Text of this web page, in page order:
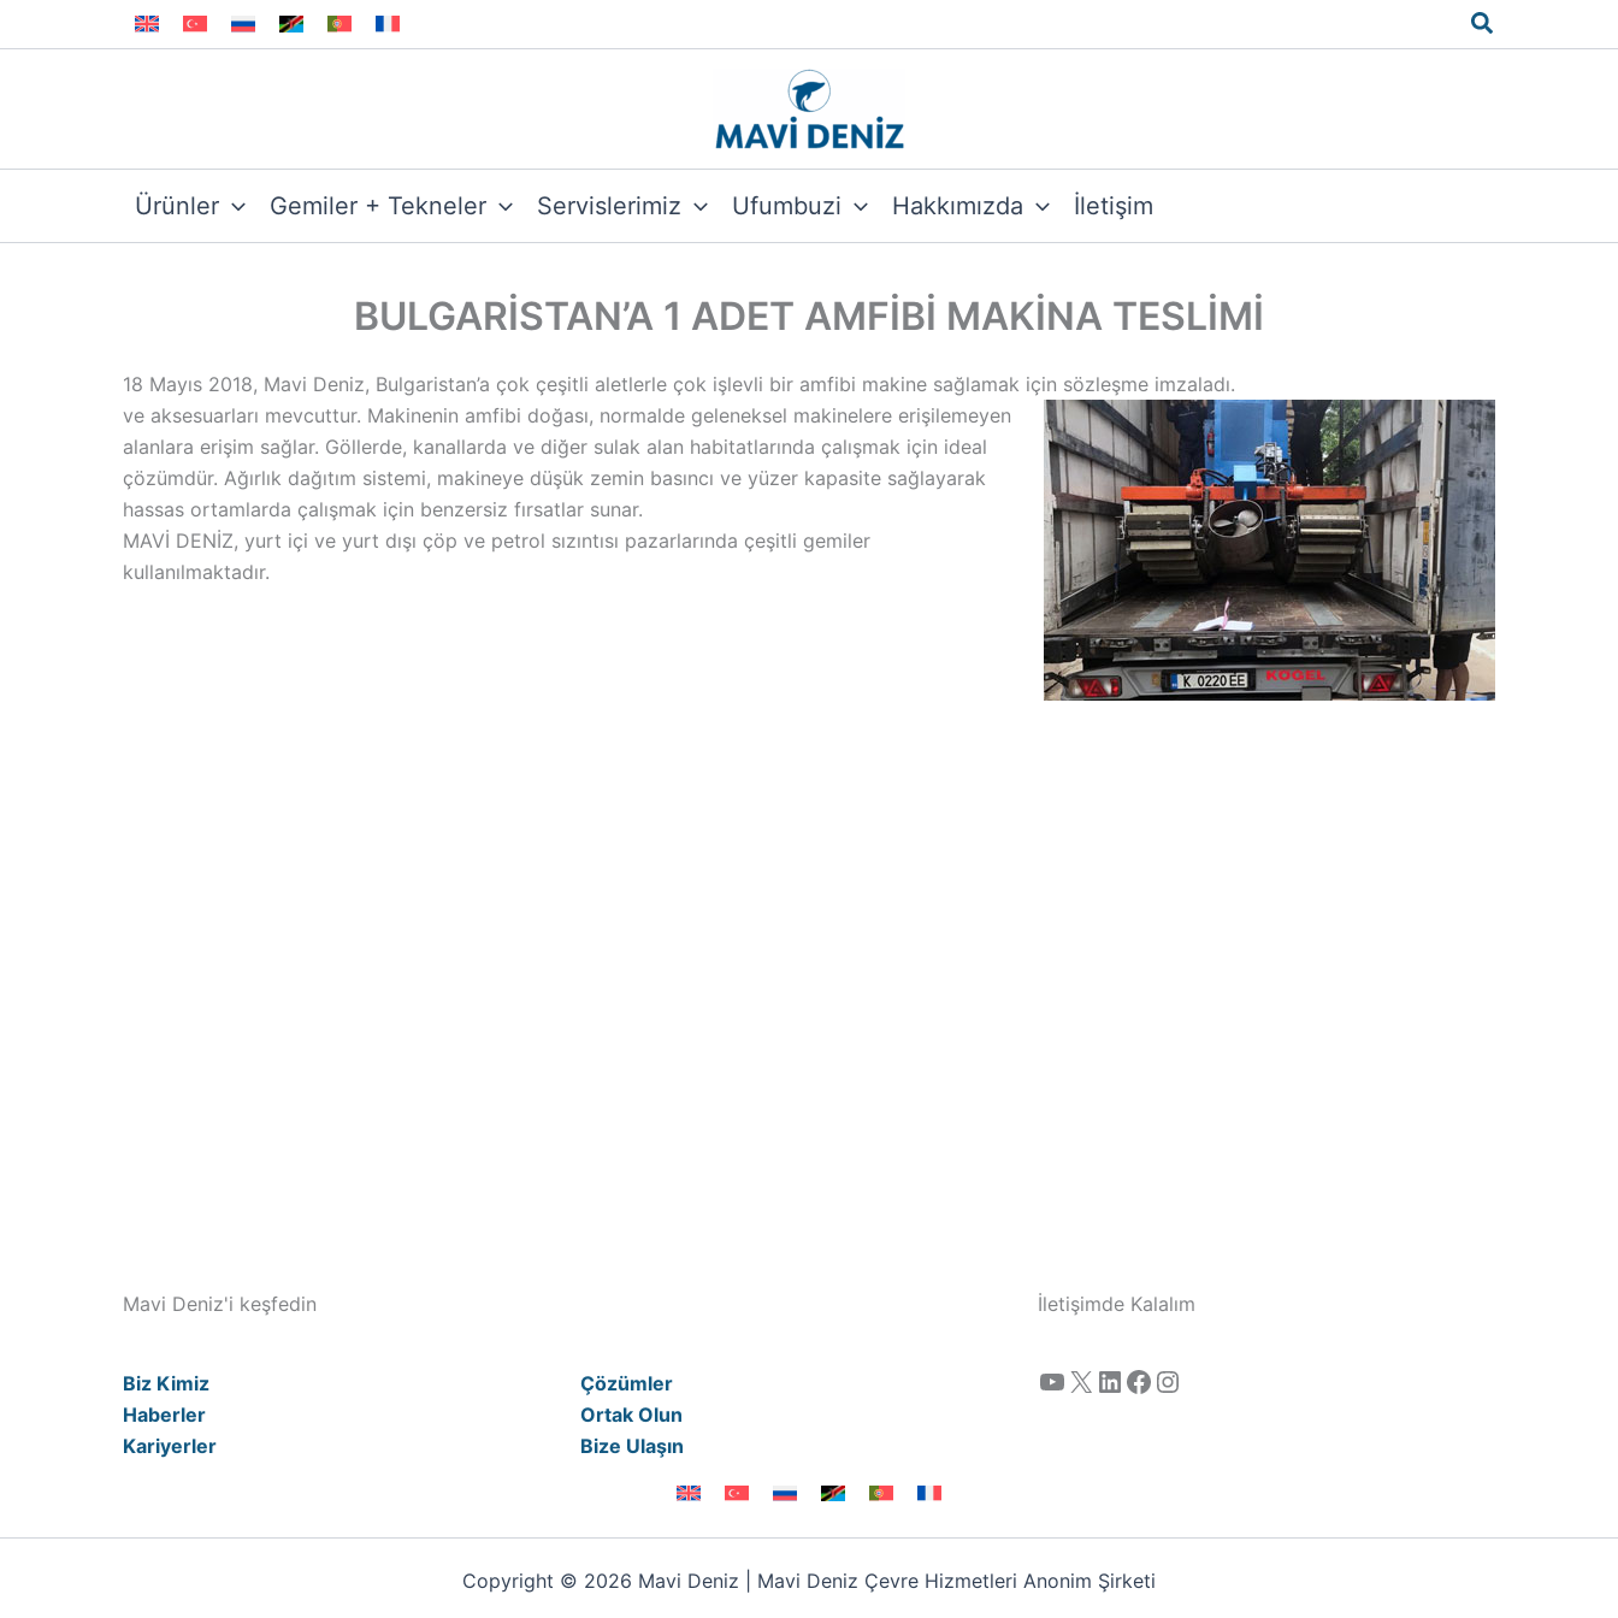
atla
Arama
Ürünler Gemiler + Tekneler Servislerimiz Ufumbuzi Hakkımızda İletişim
BULGARİSTAN’A 1 ADET AMFİBİ MAKİNA TESLİMİ
18 Mayıs 2018, Mavi Deniz, Bulgaristan’a çok çeşitli aletlerle çok işlevli bir amfibi makine sağlamak için sözleşme imzaladı.
ve aksesuarları mevcuttur. Makinenin amfibi doğası, normalde geleneksel makinelere erişilemeyen
alanlara erişim sağlar. Göllerde, kanallarda ve diğer sulak alan habitatlarında çalışmak için ideal
çözümdür. Ağırlık dağıtım sistemi, makineye düşük zemin basıncı ve yüzer kapasite sağlayarak
hassas ortamlarda çalışmak için benzersiz fırsatlar sunar.
MAVİ DENİZ, yurt içi ve yurt dışı çöp ve petrol sızıntısı pazarlarında çeşitli gemiler
kullanılmaktadır.
Mavi Deniz'i keşfedin İletişimde Kalalım
Biz Kimiz
Haberler
Kariyerler
Çözümler
Ortak Olun
Bize Ulaşın
YouTube X LinkedIn Facebook Instagram
Copyright © 2026 Mavi Deniz | Mavi Deniz Çevre Hizmetleri Anonim Şirketi